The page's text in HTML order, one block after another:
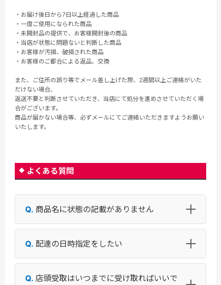
・お届け後日から7日以上経過した商品
・一度ご使用になられた商品
・未開封品の提供で、お客様開封後の商品
・当店が状態に問題ないと判断した商品
・お客様が汚損、破損された商品
・お客様のご都合による返品、交換
また、ご住所の誤り等でメール差し上げた際、2週間以上ご連絡がいた
だけない場合、
返送不要と判断させていただき、当店にて処分を進めさせていただく場
合がございます。
商品が届かない場合等、必ずメールにてご連絡いただきますようお願い
いたします。
よくある質問
商品名に状態の記載がありません
配達の日時指定をしたい
店頭受取はいつまでに受け取ればいいで